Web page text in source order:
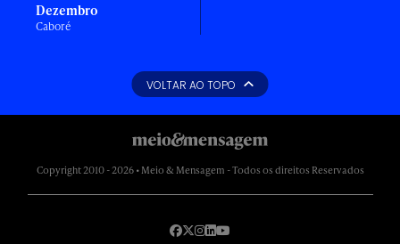
Dezembro
Caboré
VOLTAR AO TOPO
Copyright 2010 - 2026 • Meio & Mensagem - Todos os direitos Reservados